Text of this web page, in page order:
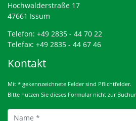
Hochwalderstraße 17
47661 Issum
Telefon: +49 2835 - 44 70 22
Telefax: +49 2835 - 44 67 46
Kontakt
Mit * gekennzeichnete Felder sind Pflichtfelder.
Bitte nutzen Sie dieses Formular nicht zur